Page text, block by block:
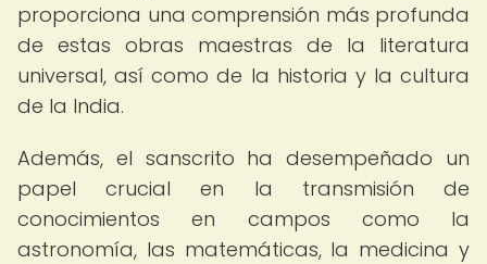
proporciona una comprensión más profunda
de estas obras maestras de la literatura
universal, así como de la historia y la cultura
de la India.
Además, el sanscrito ha desempeñado un
papel crucial en la transmisión de
conocimientos en campos como la
astronomía, las matemáticas, la medicina y